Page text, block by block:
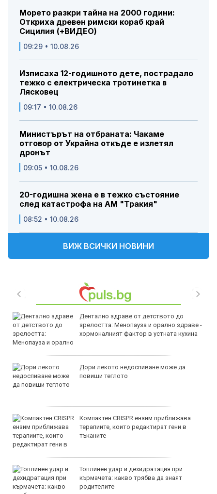
Морето разкри тайна на 2000 години:
Откриха древен римски кораб край
Сицилия (+ВИДЕО)
09:29 • 10.08.26
Изписаха 12-годишното дете, пострадало
тежко с електрическа тротинетка в
Лясковец
09:17 • 10.08.26
Министърът на отбраната: Чакаме
отговор от Украйна откъде е излетял
дронът
09:05 • 10.08.26
20-годишна жена е в тежко състояние
след катастрофа на АМ "Тракия"
08:52 • 10.08.26
ВИЖ ВСИЧКИ НОВИНИ
Дентално здраве от детството до
зрелостта: Менопауза и орално здраве -
хормоналният фактор в устната кухина
Дори лекото недоспиване може да
повиши теглото
Компактен CRISPR ензим приближава
терапиите, които редактират гени в
тъканите
Топлинен удар и дехидратация при
кърмачета: какво трябва да знаят
родителите